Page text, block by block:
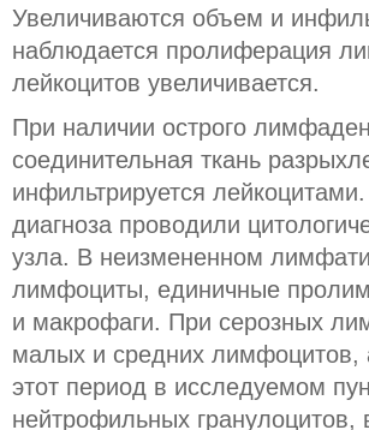
Увеличиваются объем и
наблюдается пролиферация
лейкоцитов увеличивается.
При наличии острого
соединительная ткань
инфильтрируется
диагноза проводили
узла. В неизмененном
лимфоциты, единичные
и макрофаги. При серозных
малых и средних
этот период в исследуемом
нейтрофильных